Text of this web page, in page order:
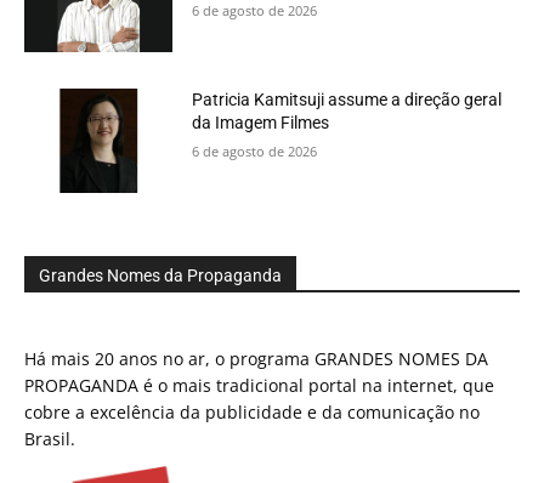
6 de agosto de 2026
Patricia Kamitsuji assume a direção geral
da Imagem Filmes
6 de agosto de 2026
Grandes Nomes da Propaganda
Há mais 20 anos no ar, o programa GRANDES NOMES DA
PROPAGANDA é o mais tradicional portal na internet, que
cobre a excelência da publicidade e da comunicação no
Brasil.